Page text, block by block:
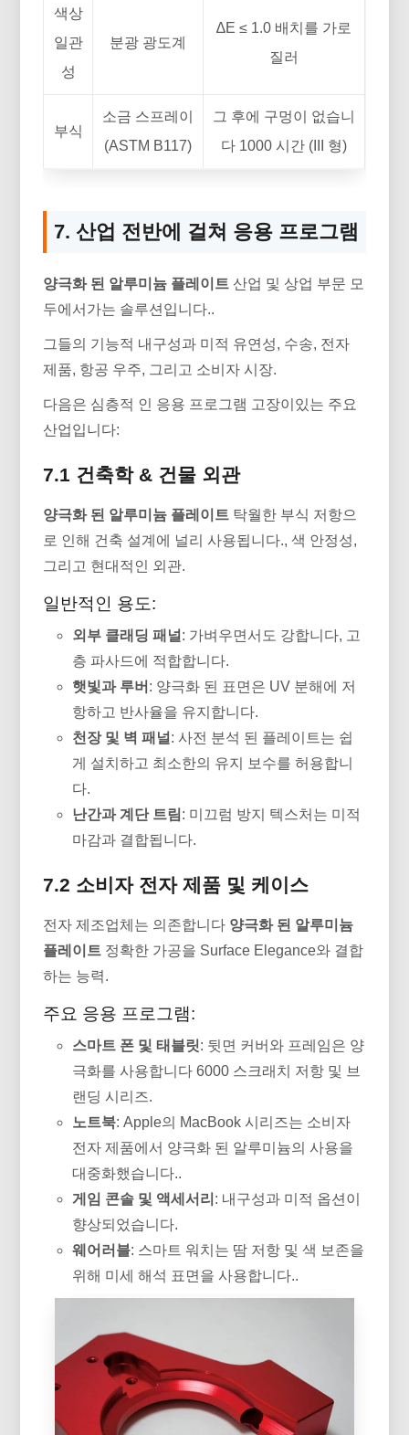
색상
일관
성
분광 광도계
∆E ≤ 1.0 배치를 가로
질러
부식
소금 스프레이
(ASTM B117)
그 후에 구멍이 없습니
다 1000 시간 (III 형)
7. 산업 전반에 걸쳐 응용 프로그램
양극화 된 알루미늄 플레이트 산업 및 상업 부문 모
두에서가는 솔루션입니다..
그들의 기능적 내구성과 미적 유연성, 수송, 전자
제품, 항공 우주, 그리고 소비자 시장.
다음은 심층적 인 응용 프로그램 고장이있는 주요
산업입니다:
7.1 건축학 & 건물 외관
양극화 된 알루미늄 플레이트 탁월한 부식 저항으
로 인해 건축 설계에 널리 사용됩니다., 색 안정성,
그리고 현대적인 외관.
일반적인 용도:
외부 클래딩 패널 : 가벼우면서도 강합니다, 고
층 파사드에 적합합니다.
햇빛과 루버 : 양극화 된 표면은 UV 분해에 저
항하고 반사율을 유지합니다.
천장 및 벽 패널 : 사전 분석 된 플레이트는 쉽
게 설치하고 최소한의 유지 보수를 허용합니
다.
난간과 계단 트림 : 미끄럼 방지 텍스처는 미적
마감과 결합됩니다.
7.2 소비자 전자 제품 및 케이스
전자 제조업체는 의존합니다 양극화 된 알루미늄
플레이트 정확한 가공을 Surface Elegance와 결합
하는 능력.
주요 응용 프로그램:
스마트 폰 및 태블릿: 뒷면 커버와 프레임은 양
극화를 사용합니다 6000 스크래치 저항 및 브
랜딩 시리즈.
노트북: Apple의 MacBook 시리즈는 소비자
전자 제품에서 양극화 된 알루미늄의 사용을
대중화했습니다..
게임 콘솔 및 액세서리 : 내구성과 미적 옵션이
향상되었습니다.
웨어러블: 스마트 워치는 땀 저항 및 색 보존을
위해 미세 해석 표면을 사용합니다..